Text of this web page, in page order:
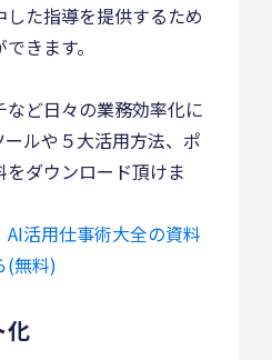
た指導を提供するため
きます。
ど日々の業務効率化に
ルや５大活用方法、ポ
ダウンロード頂けま
AI活用仕事術大全の資料
(無料)
化